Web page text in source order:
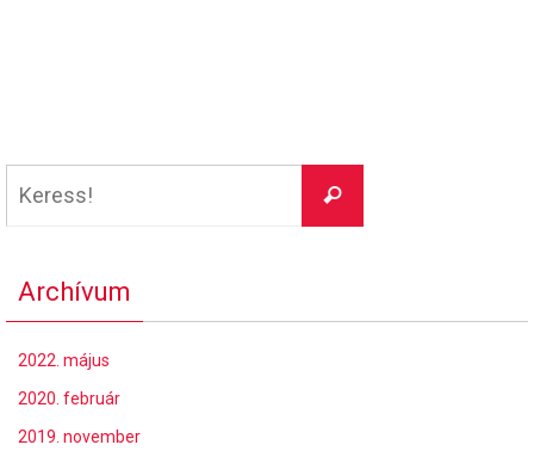
Keress!
Archívum
2022. május
2020. február
2019. november